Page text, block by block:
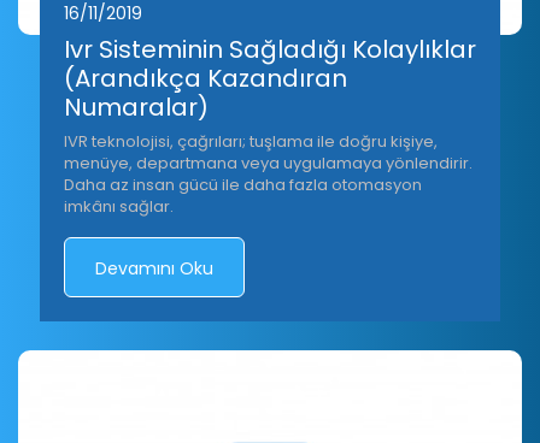
16/11/2019
Ivr Sisteminin Sağladığı Kolaylıklar
(Arandıkça Kazandıran
Numaralar)
IVR teknolojisi, çağrıları; tuşlama ile doğru kişiye,
menüye, departmana veya uygulamaya yönlendirir.
Daha az insan gücü ile daha fazla otomasyon
imkânı sağlar.
Devamını Oku